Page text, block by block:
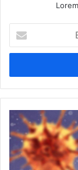
your
Email